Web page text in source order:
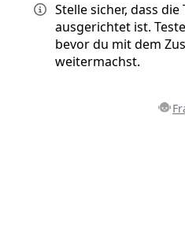
Stelle sicher, dass
ausgerichtet ist.
bevor du mit dem
weitermachst.